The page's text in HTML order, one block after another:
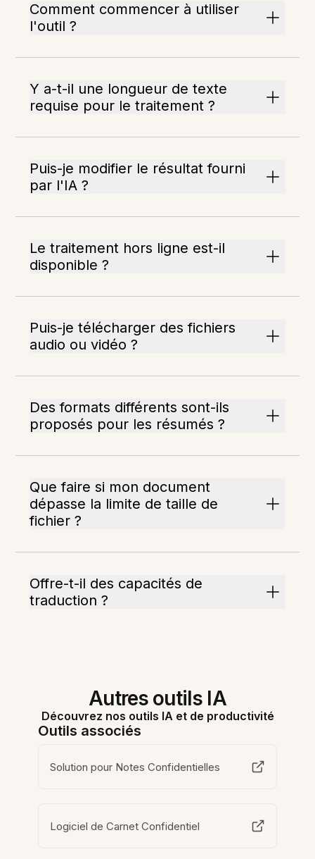
Comment commencer à utiliser
l'outil ?
Y a-t-il une longueur de texte
requise pour le traitement ?
Puis-je modifier le résultat fourni
par l'IA ?
Le traitement hors ligne est-il
disponible ?
Puis-je télécharger des fichiers
audio ou vidéo ?
Des formats différents sont-ils
proposés pour les résumés ?
Que faire si mon document
dépasse la limite de taille de
fichier ?
Offre-t-il des capacités de
traduction ?
Autres outils IA
Découvrez nos outils IA et de productivité
Outils associés
Solution pour Notes Confidentielles
Logiciel de Carnet Confidentiel